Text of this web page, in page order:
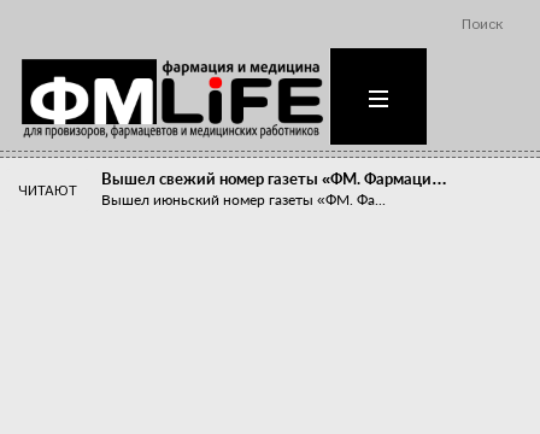
Поиск
ЧИТАЮТ
Вышел свежий номер газеты «ФМ. Фармаци…
Вышел июньский номер газеты «ФМ. Фа...